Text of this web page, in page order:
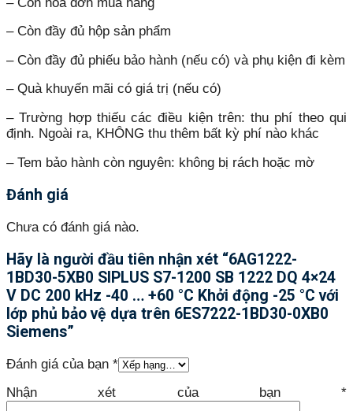
– Còn đầy đủ hộp sản phẩm
– Còn đầy đủ phiếu bảo hành (nếu có) và phụ kiện đi kèm
– Quà khuyến mãi có giá trị (nếu có)
– Trường hợp thiếu các điều kiện trên: thu phí theo qui
định. Ngoài ra, KHÔNG thu thêm bất kỳ phí nào khác
– Tem bảo hành còn nguyên: không bị rách hoặc mờ
Đánh giá
Chưa có đánh giá nào.
Hãy là người đầu tiên nhận xét “6AG1222-
1BD30-5XB0 SIPLUS S7-1200 SB 1222 DQ 4×24
V DC 200 kHz -40 … +60 °C Khởi động -25 °C với
lớp phủ bảo vệ dựa trên 6ES7222-1BD30-0XB0
Siemens”
Đánh giá của bạn *
Nhận xét của bạn *